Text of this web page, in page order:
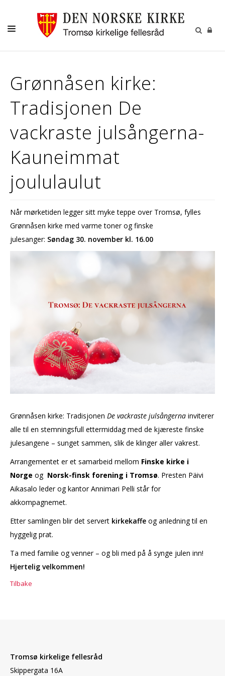
AKTIVITETER OG KONSERTER
DÅP
KONFIRMASJON
VIGSEL
GRAVFERD
KONTAKT
Grønnåsen kirke:
Tradisjonen De
vackraste julsångerna-
Kauneimmat
joululaulut
Når mørketiden legger sitt myke teppe over Tromsø, fylles
Grønnåsen kirke med varme toner og finske
julesanger: Søndag 30. november kl. 16.00
Grønnåsen kirke: Tradisjonen De vackraste julsångerna inviterer
alle til en stemningsfull ettermiddag med de kjæreste finske
julesangene – sunget sammen, slik de klinger aller vakrest.
Arrangementet er et samarbeid mellom Finske kirke i
Norge og Norsk-finsk forening i Tromsø. Presten Päivi
Aikasalo leder og kantor Annimari Pelli står for
akkompagnemet.
Etter samlingen blir det servert kirkekaffe og anledning til en
hyggelig prat.
Ta med familie og venner – og bli med på å synge julen inn!
Hjertelig velkommen!
Tilbake
Tromsø kirkelige fellesråd
Skippergata 16A